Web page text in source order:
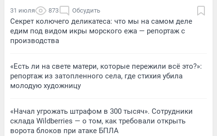
31 июля 873 Обсудить
Секрет колючего деликатеса: что мы на самом деле
едим под видом икры морского ежа — репортаж с
производства
«Есть ли на свете матери, которые пережили всё это?»:
репортаж из затопленного села, где стихия убила
молодую художницу
«Начал угрожать штрафом в 300 тысяч». Сотрудники
склада Wildberries — о том, как требовали открыть
ворота блоков при атаке БПЛА